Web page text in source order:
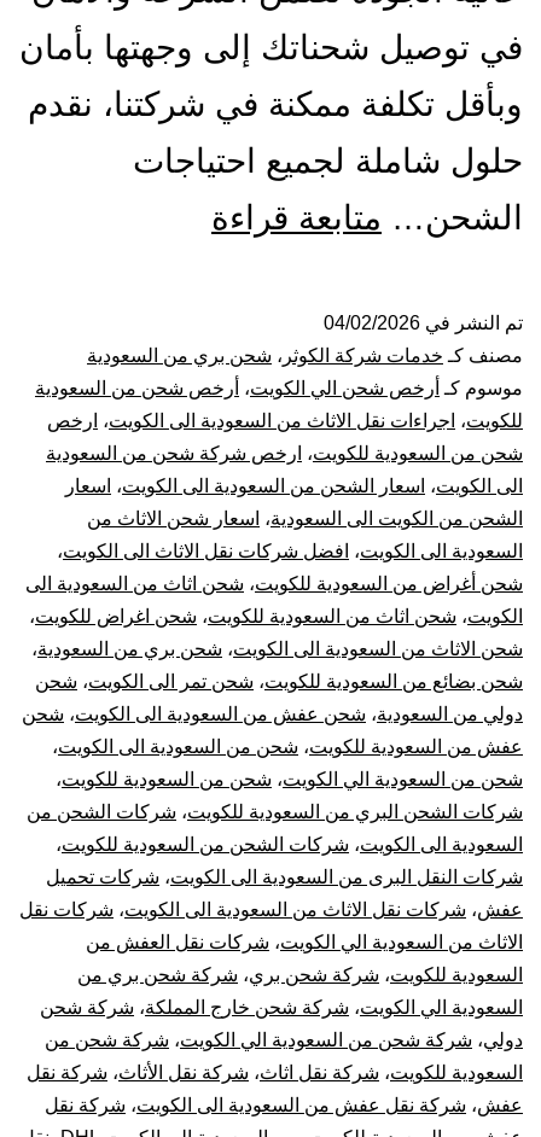
في توصيل شحناتك إلى وجهتها بأمان
وبأقل تكلفة ممكنة في شركتنا، نقدم
حلول شاملة لجميع احتياجات
الشحن… متابعة قراءة
السعودية
الي
الكويت
|
نقل
عفش
من
السعودية
للكويت
تم النشر في 04/02/2026
مصنف كـ خدمات شركة الكوثر ، شحن بري من السعودية
موسوم كـ أرخص شحن الي الكويت، أرخص شحن من السعودية
للكويت، اجراءات نقل الاثاث من السعودية الى الكويت، ارخص
شحن من السعودية للكويت، ارخص شركة شحن من السعودية
الى الكويت، اسعار الشحن من السعودية الى الكويت، اسعار
الشحن من الكويت الى السعودية، اسعار شحن الاثاث من
السعودية الى الكويت، افضل شركات نقل الاثاث الى الكويت،
شحن أغراض من السعودية للكويت، شحن اثاث من السعودية الى
الكويت، شحن اثاث من السعودية للكويت، شحن اغراض للكويت،
شحن الاثاث من السعودية الى الكويت، شحن بري من السعودية،
شحن بضائع من السعودية للكويت، شحن تمر الى الكويت، شحن
دولي من السعودية، شحن عفش من السعودية الى الكويت، شحن
عفش من السعودية للكويت، شحن من السعودية الى الكويت،
شحن من السعودية الي الكويت، شحن من السعودية للكويت،
شركات الشحن البري من السعودية للكويت، شركات الشحن من
السعودية الى الكويت، شركات الشحن من السعودية للكويت،
شركات النقل البرى من السعودية الى الكويت، شركات تحميل
عفش، شركات نقل الاثاث من السعودية الى الكويت، شركات نقل
الاثاث من السعودية الي الكويت، شركات نقل العفش من
السعودية للكويت، شركة شحن بري، شركة شحن بري من
السعودية الي الكويت، شركة شحن خارج المملكة، شركة شحن
دولي، شركة شحن من السعودية الي الكويت، شركة شحن من
السعودية للكويت، شركة نقل اثاث، شركة نقل الأثاث، شركة نقل
عفش، شركة نقل عفش من السعودية الى الكويت، شركة نقل